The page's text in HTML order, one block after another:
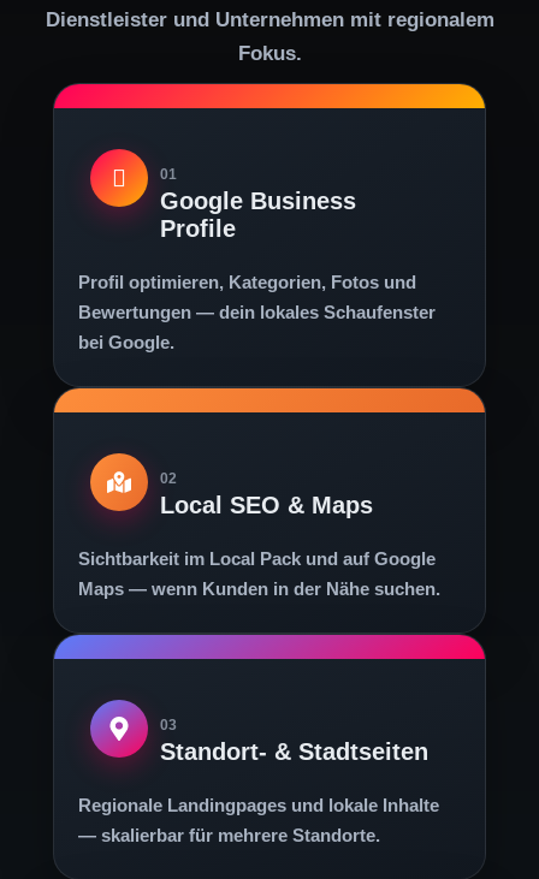
Dienstleister und Unternehmen mit regionalem
Fokus.
01
Google Business
Profile
Profil optimieren, Kategorien, Fotos und
Bewertungen — dein lokales Schaufenster
bei Google.
02
Local SEO & Maps
Sichtbarkeit im Local Pack und auf Google
Maps — wenn Kunden in der Nähe suchen.
03
Standort- & Stadtseiten
Regionale Landingpages und lokale Inhalte
— skalierbar für mehrere Standorte.